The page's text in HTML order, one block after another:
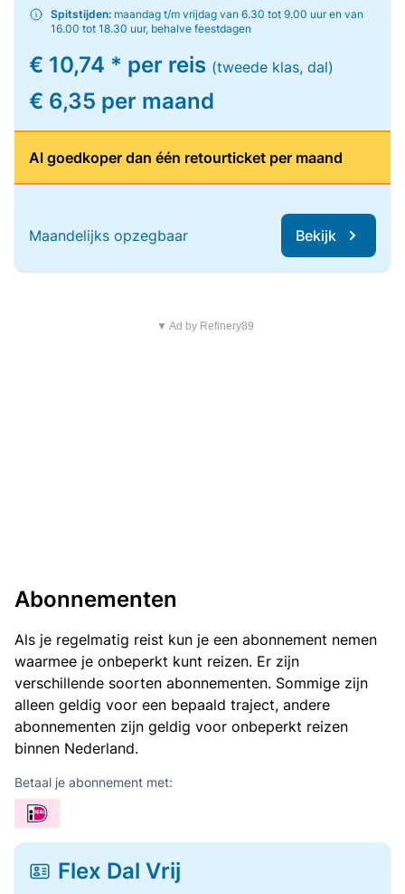
Spitstijden: maandag t/m vrijdag van 6.30 tot 9.00 uur en van
16.00 tot 18.30 uur, behalve feestdagen
€ 10,74 * per reis (tweede klas, dal)
€ 6,35 per maand
Al goedkoper dan één retourticket per maand
Maandelijks opzegbaar Bekijk
▼ Ad by Refinery89
Abonnementen
Als je regelmatig reist kun je een abonnement nemen
waarmee je onbeperkt kunt reizen. Er zijn
verschillende soorten abonnementen. Sommige zijn
alleen geldig voor een bepaald traject, andere
abonnementen zijn geldig voor onbeperkt reizen
binnen Nederland.
Betaal je abonnement met:
Flex Dal Vrij